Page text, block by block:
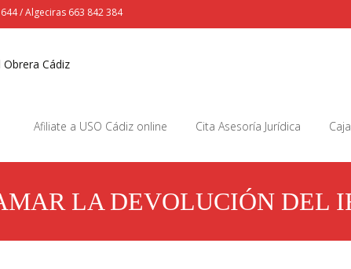
/ Algeciras 663 842 384
Afiliate a USO Cádiz online Cita Asesoría Jurídica
LA DEVOLUCIÓN DEL